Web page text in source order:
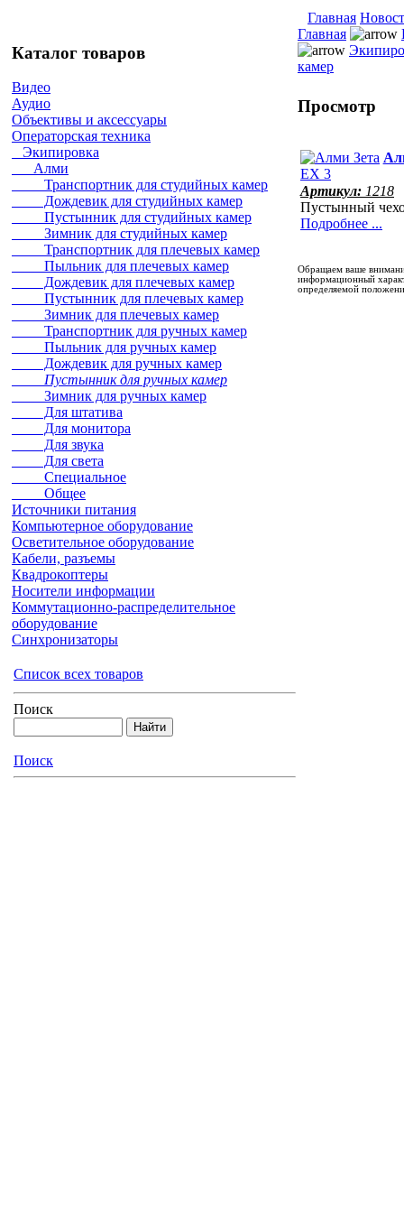
Главная
Каталог товаров
Видео
Аудио
Объективы и аксессуары
Операторская техника
Экипировка
Алми
Транспортник для студийных камер
Дождевик для студийных камер
Пустынник для студийных камер
Зимник для студийных камер
Транспортник для плечевых камер
Пыльник для плечевых камер
Дождевик для плечевых камер
Пустынник для плечевых камер
Зимник для плечевых камер
Транспортник для ручных камер
Пыльник для ручных камер
Дождевик для ручных камер
Пустынник для ручных камер
Зимник для ручных камер
Для штатива
Для монитора
Для звука
Для света
Специальное
Общее
Источники питания
Компьютерное оборудование
Осветительное оборудование
Кабели, разъемы
Квадрокоптеры
Носители информации
Коммутационно-распределительное
оборудование
Синхронизаторы
Список всех товаров
Поиск
Поиск
Главная
камер
Просмотр
Артикул: 1218
Пустынный
Подробнее ...
Обращаем ваше
информационный
определяемой